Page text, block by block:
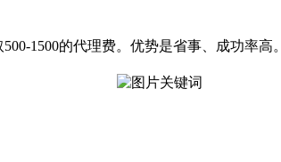
1500的代理费。优势是省事、成功率高。